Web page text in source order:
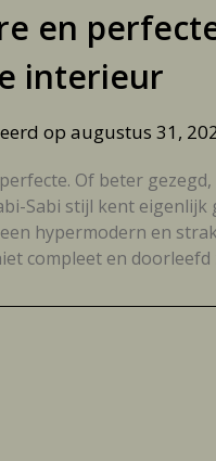
en
interieur
opaugustus 31,
Of beter
Sabi stijl kent eigenlijk
hypermodern en
compleet en doorleefd